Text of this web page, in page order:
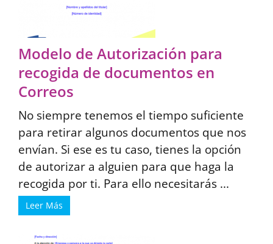
Modelo de Autorización para
recogida de documentos en
Correos
No siempre tenemos el tiempo suficiente
para retirar algunos documentos que nos
envían. Si ese es tu caso, tienes la opción
de autorizar a alguien para que haga la
recogida por ti. Para ello necesitarás ...
Leer Más